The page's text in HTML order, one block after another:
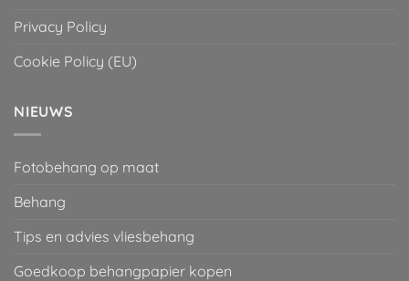
Privacy Policy
Cookie Policy (EU)
NIEUWS
Fotobehang op maat
Behang
Tips en advies vliesbehang
Goedkoop behangpapier kopen